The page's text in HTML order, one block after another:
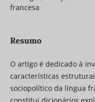
francesa
Resumo
O artigo é dedicado à
características
sociopolítico da língua